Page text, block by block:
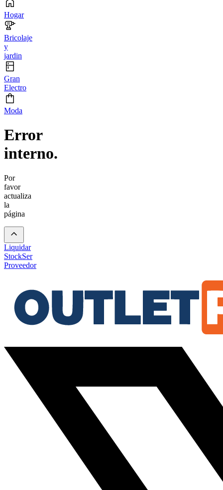
Hogar
Bricolaje
y
jardin
Gran
Electro
Moda
Error
interno.
Por
favor
actualiza
la
página
Liquidar
StockSer
Proveedor